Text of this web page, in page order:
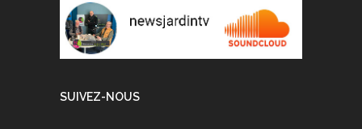
SUIVEZ-NOUS